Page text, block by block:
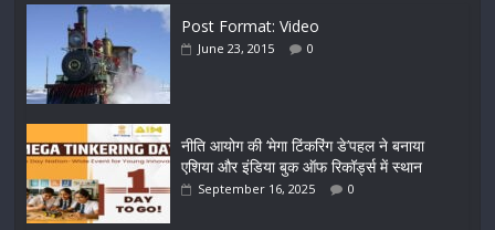
Post Format: Video
June 23, 2015 0
नीति आयोग की ‘मेगा टिंकरिंग डे’पहल ने बनाया
एशिया और इंडिया बुक ऑफ रिकॉर्ड्स में स्थान
September 16, 2025 0